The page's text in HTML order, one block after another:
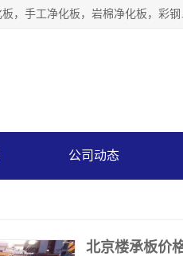
山东中汇彩钢有限公
公司动态
北京楼承板价